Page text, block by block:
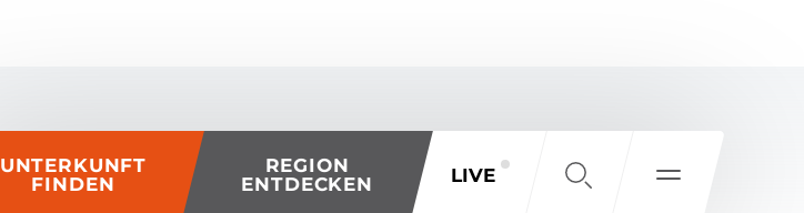
UNTERKUNFT
FINDEN
REGION
ENTDECKEN
LIVE